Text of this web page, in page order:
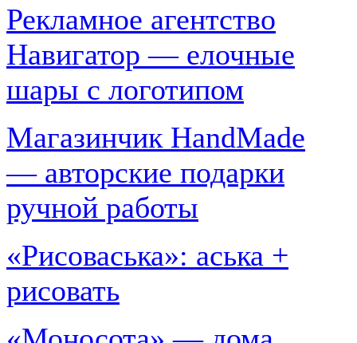
Рекламное агентство
Навигатор — елочные
шары с логотипом
Магазинчик HandMade
— авторские подарки
ручной работы
«Рисоваська»: аська +
рисовать